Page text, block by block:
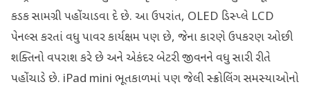
કડક સામગ્રી પહોંચાડવા દે છે. આ ઉપરાંત, OLED ડિસ્પ્લે LCD
પેનલ્સ કરતાં વધુ પાવર કાર્યક્ષમ પણ છે, જેના કારણે ઉપકરણ ઓછી
શક્તિનો વપરાશ કરે છે અને એકંદર બેટરી જીવનને વધુ સારી રીતે
પહોંચાડે છે. iPad mini ભૂતકાળમાં પણ જેલી સ્ક્રોલિંગ સમસ્યાઓનો